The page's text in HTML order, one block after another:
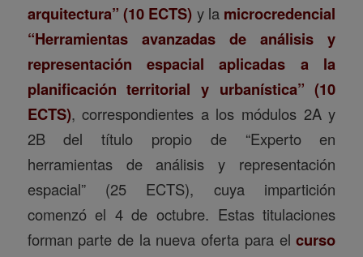
arquitectura” (10 ECTS) y la microcredencial
“Herramientas avanzadas de análisis y
representación espacial aplicadas a la
planificación territorial y urbanística” (10
ECTS), correspondientes a los módulos 2A y
2B del título propio de “Experto en
herramientas de análisis y representación
espacial” (25 ECTS), cuya impartición
comenzó el 4 de octubre. Estas titulaciones
forman parte de la nueva oferta para elcurso